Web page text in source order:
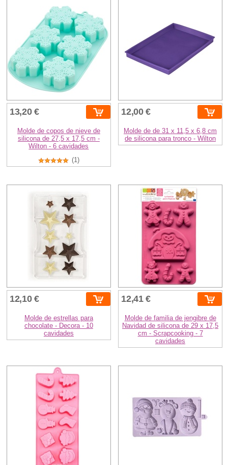
13,20 €
Molde de copos de nieve de
silicona de 27,5 x 17,5 cm -
Wilton - 6 cavidades
(1)
12,00 €
Molde de de 31 x 11,5 x 6,8 cm
de silicona para tronco - Wilton
12,10 €
Molde de estrellas para
chocolate - Decora - 10
cavidades
12,41 €
Molde de familia de jengibre de
Navidad de silicona de 29 x 17,5
cm - Scrapcooking - 7
cavidades